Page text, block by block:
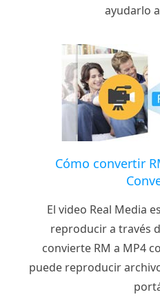
ayudarlo
Cómo convertir
El video Real Media
reproducir a través
convierte RM a MP4
puede reproducir